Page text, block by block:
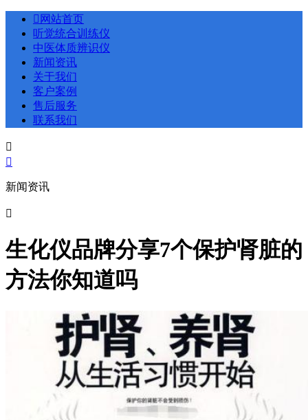
 网站首页
听觉统合训练仪
中医体质辨识仪
新闻资讯
关于我们
客户案例
售后服务
联系我们


新闻资讯

生化仪品牌分享7个保护肾脏的
方法你知道吗